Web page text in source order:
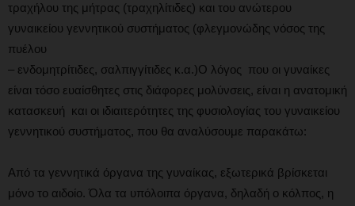
τραχήλου της μήτρας (τραχηλίτιδες) και του ανώτερου
γυναικείου γεννητικού συστήματος (φλεγμονώδης νόσος της
πυέλου
– ενδομητρίτιδες, σαλπιγγίτιδες κ.α.)Ο λόγος που οι γυναίκες
είναι τόσο ευαίσθητες στις διάφορες μολύνσεις, είναι η ανατομική
κατασκευή και οι ιδιαιτερότητες της φυσιολογίας του γυναικείου
γεννητικού συστήματος, που θα αναλύσουμε παρακάτω:
Από τα γεννητικά όργανα της γυναίκας, εξωτερικά βρίσκεται
μόνο το αιδοίο. Όλα τα υπόλοιπα όργανα, δηλαδή ο κόλπος, η